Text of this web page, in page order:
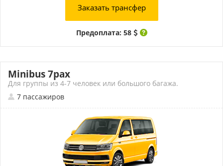
Заказать трансфер
Предоплата: 58
Minibus 7pax
Для группы из 4-7 человек или большого багажа.
7 пассажиров